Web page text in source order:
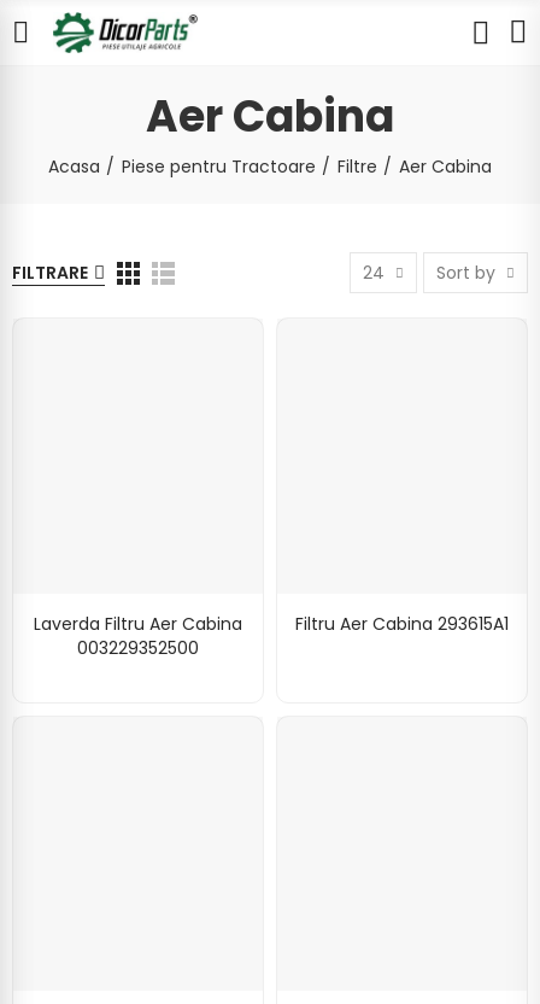
Aer Cabina
Acasa Piese pentru Tractoare Filtre Aer Cabina
FILTRARE 24 Sort by
Laverda Filtru Aer Cabina
003229352500
Filtru Aer Cabina 293615A1